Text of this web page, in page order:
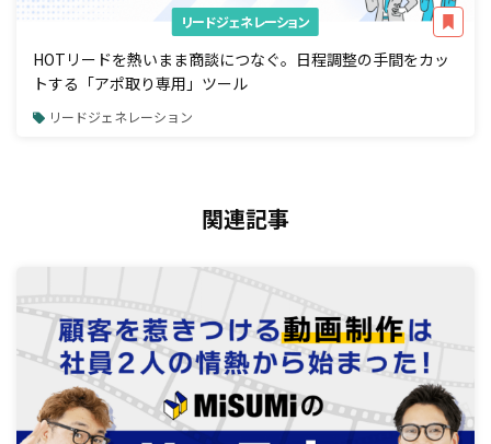
リードジェネレーション
HOTリードを熱いまま商談につなぐ。日程調整の手間をカッ
トする「アポ取り専用」ツール
リードジェネレーション
関連記事